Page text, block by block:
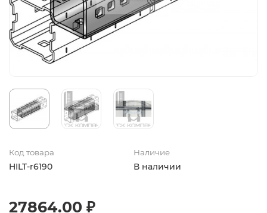
Код товара
HILT-r6190
Наличие
В наличии
27864.00 ₽